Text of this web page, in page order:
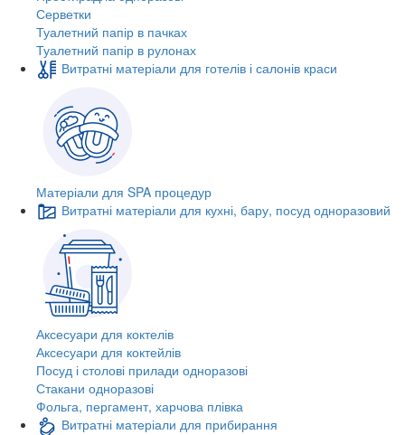
Серветки
Туалетний папір в пачках
Туалетний папір в рулонах
Витратні матеріали для готелів і салонів краси
Матеріали для SPA процедур
Витратні матеріали для кухні, бару, посуд одноразовий
Аксесуари для коктелів
Аксесуари для коктейлів
Посуд і столові прилади одноразові
Стакани одноразові
Фольга, пергамент, харчова плівка
Витратні матеріали для прибирання